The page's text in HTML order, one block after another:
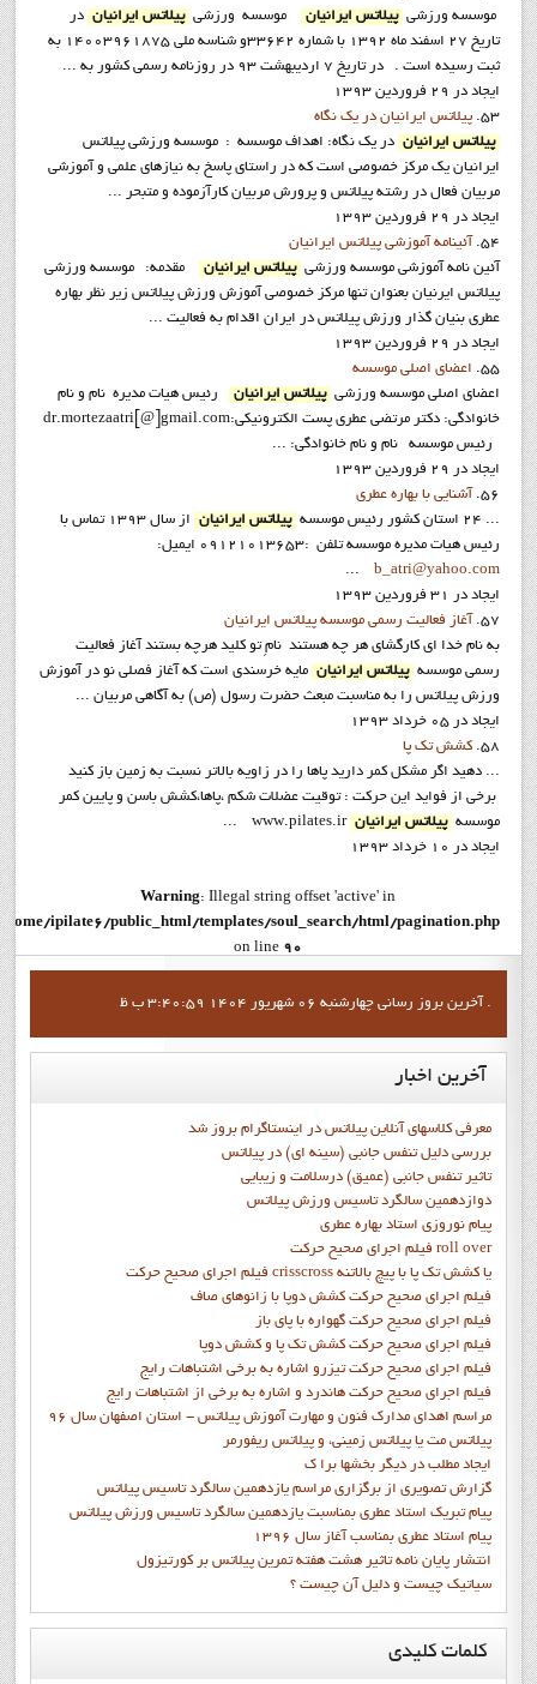
موسسه ورزشي
پيلاتس ايرانيان موسسه ورزشي پيلاتس ايرانيان در
تاريخ 27 اسفند ماه 1392 با شماره 33642و شناسه ملي 14003961875 به
ثبت رسيده است . در تاريخ 7 ارديبهشت 93 در روزنامه رسمي کشور به ...
ایجاد در 29 فروردين 1393
53.
پيلاتس ايرانيان در يک نگاه
پيلاتس ايرانيان در يک نگاه: اهداف موسسه : موسسه ورزشی پیلاتس
ایرانیان یک مرکز خصوصی است که در راستای پاسخ به نیازهای علمی و آموزشی
مربیان فعال در رشته پیلاتس و پرورش مربیان کارآزموده و متبحر ...
ایجاد در 29 فروردين 1393
54.
آئينامه آموزشي پيلاتس ايرانيان
آئين نامه آموزشي موسسه ورزشي
پيلاتس ايرانيان
مقدمه: موسسه ورزشي
پيلاتس ايرنيان بعنوان تنها مرکز خصوصي آموزش ورزش پيلاتس زير نظر بهاره
عطري بنيان گذار ورزش پيلاتس در ايران اقدام به فعاليت ...
ایجاد در 29 فروردين 1393
55.
اعضاي اصلي موسسه
اعضاي اصلي موسسه ورزشي
پيلاتس ايرانيان
رئيس هيات مديره نام و نام
خانوادگي: دکتر مرتضي عطري پست الکترونيکي:dr.mortezaatri[@]gmail.com
رئيس موسسه نام و نام خانوادگي: ...
ایجاد در 29 فروردين 1393
56.
آشنايي با بهاره عطري
... 24 استان کشور رئيس موسسه
پيلاتس ايرانيان
از سال 1393 تماس با
رئيس هيات مديره موسسه تلفن :09121013653 ايميل:
b_atri@yahoo.com
...
ایجاد در 31 فروردين 1393
57.
آغاز فعاليت رسمي موسسه پيلاتس ايرانيان
به نام خدا ای کارگشای هر چه هستند نامِ تو کلید هرچه بستند آغاز فعاليت
رسمي موسسه
پيلاتس ايرانيان مایه خرسندی است که آغاز فصلی نو در آموزش
ورزش پیلاتس را به مناسبت مبعث حضرت رسول (ص) به آگاهی مربیان ...
ایجاد در 05 خرداد 1393
58.
کشش تک پا
... دهيد اگر مشکل کمر داريد پاها را در زاويه بالاتر نسبت به زمين باز کنيد
برخي از فواید این حرکت : توقيت عضلات شکم ،پاها،کشش باسن و پايين کمر
موسسه
پيلاتس ايرانيان www.pilates.ir ...
ایجاد در 10 خرداد 1393
Warning: Illegal string offset 'active' in
home/ipilate6/public_html/templates/soul_search/html/pagination.php
on line 90
Warning: Illegal string offset 'active' in
home/ipilate6/public_html/templates/soul_search/html/pagination.php
on line96
home/ipilate6/public_html/templates/soul_search/html/pagination.php
on line 90
: Illegal string offset 'active' in
home/ipilate6/public_html/templates/soul_search/html/pagination.php
96
Warning: Illegal string offset 'active' in
home/ipilate6/public_html/templates/soul_search/html/pagination.php
on line90
Warning
: Illegal string offset 'active' in
home/ipilate6/public_html/templates/soul_search/html/pagination.php
on line
آخرين بروز رساني چهارشنبه 06 شهریور 1404 3:40:59 ب ظ .
آخرین اخبار
معرفی کلاسهای آنلاین پیلاتس در اینستاگرام بروز شد
بررسی دلیل تنفس جانبی (سینه ای) در پیلاتس
تاثیر تنفس جانبی (عمیق) درسلامت و زیبایی
دوازدهمين سالگرد تاسيس ورزش پيلاتس
پيام نوروزي استاد بهاره عطري
فيلم اجراي صحيح حرکت roll over
فيلم اجراي صحيح حركت crisscross يا كشش تك پا با پيچ بالاتنه
فيلم اجراي صحيح حرکت كشش دوپا با زانوهاي صاف
فيلم اجراي صحيح حرکت گهواره با پاي باز
فيلم اجراي صحيح حرکت کشش تک پا و کشش دوپا
فيلم اجراي صحيح حرکت تيزرو اشاره به برخي اشتباهات رايج
فيلم اجراي صحيح حرکت هاندرد و اشاره به برخي از اشتباهات رايج
مراسم اهدای مدارک فنون و مهارت آموزش پیلاتس - استان اصفهان سال 96
پیلاتس مت یا پیلاتس زمینی، و پیلاتس ریفورمر
ايجاد مطلب در ديگر بخشها برا ک
گزارش تصويري از برگزاري مراسم يازدهمين سالگرد تاسيس پيلاتس
پيام تبريک استاد عطري بمناسبت يازدهمين سالگرد تاسيس ورزش پيلاتس
پيام استاد عطري بمناسب آغاز سال 1396
انتشار پايان نامه تاثیر هشت هفته تمرین پیلاتس بر کورتیزول
سیاتیک چیست و دلیل آن چیست ؟
کلماتکلیدی